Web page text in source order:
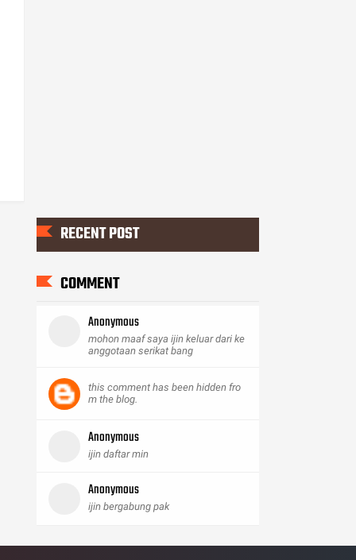
RECENT POST
COMMENT
Anonymous
mohon maaf saya ijin keluar dari ke
anggotaan serikat bang
this comment has been hidden fro
m the blog.
Anonymous
ijin daftar min
Anonymous
ijin bergabung pak